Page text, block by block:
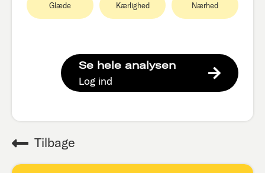
Glæde Kærlighed Nærhed
Se hele analysen
Log ind
Tilbage